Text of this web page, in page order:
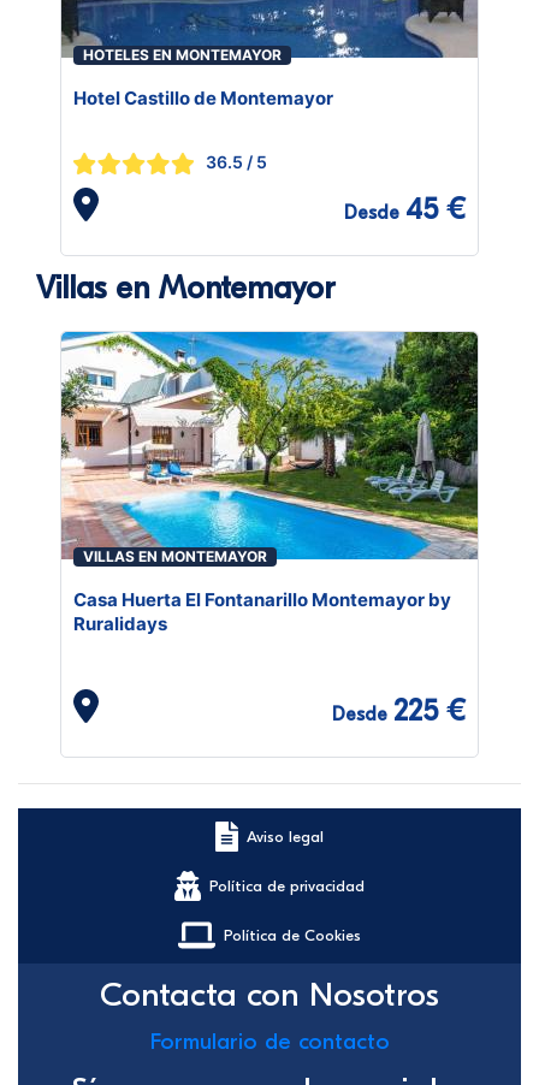
HOTELES EN MONTEMAYOR
Hotel Castillo de Montemayor
36.5 / 5
Desde 45 €
Villas en Montemayor
VILLAS EN MONTEMAYOR
Casa Huerta El Fontanarillo Montemayor by
Ruralidays
Desde 225 €
Aviso legal
Política de privacidad
Política de Cookies
Contacta con Nosotros
Formulario de contacto